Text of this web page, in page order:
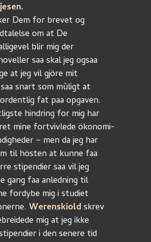
Dem for brevet og
om at De
blir mig der
saa skal jeg ogsaa
at jeg vil gjöre mit
snart som mùligt at
fat paa opgaven.
hindring for mig har
mine fortvivlede ökonomi-
– men da jeg har
til hösten at kunne faa
stipendier saa vil jeg
gang faa anledning til
fordybe mig i studiet
Werenskiold skrev
mig at jeg ikke
i den senere tid